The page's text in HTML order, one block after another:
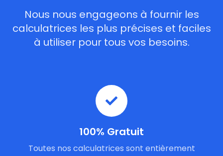
Nous nous engageons à fournir les
calculatrices les plus précises et faciles
à utiliser pour tous vos besoins.
100% Gratuit
Toutes nos calculatrices sont entièrement